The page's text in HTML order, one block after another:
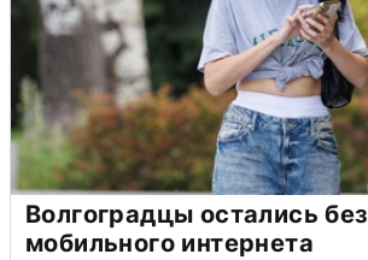
Волгоградцы остались без
мобильного интернета